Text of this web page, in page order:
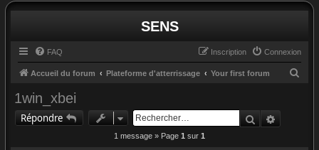
SENS
FAQ Connexion
Inscription
Accueil du forum Plateforme d'atterrissage Your first forum
1win_xbei
Répondre Rechercher
1 message » Page 1 sur 1